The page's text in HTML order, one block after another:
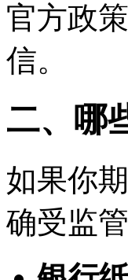
官方政
信。
二、哪
如果你
确受监管